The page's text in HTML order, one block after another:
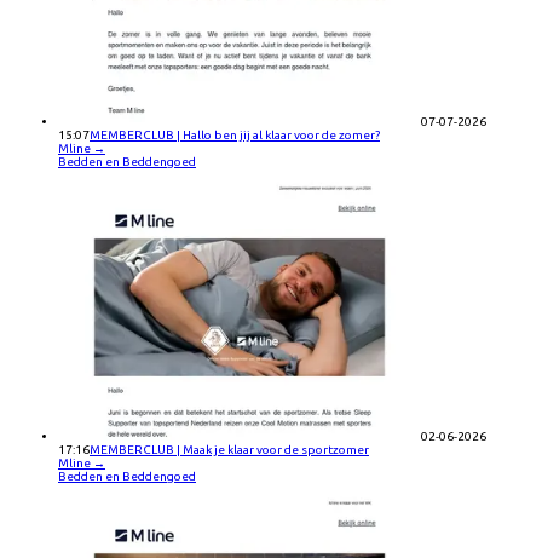
07-07-2026
15:07MEMBERCLUB | Hallo ben jij al klaar voor de zomer?
Mline →
Bedden en Beddengoed
02-06-2026
17:16MEMBERCLUB | Maak je klaar voor de sportzomer
Mline →
Bedden en Beddengoed